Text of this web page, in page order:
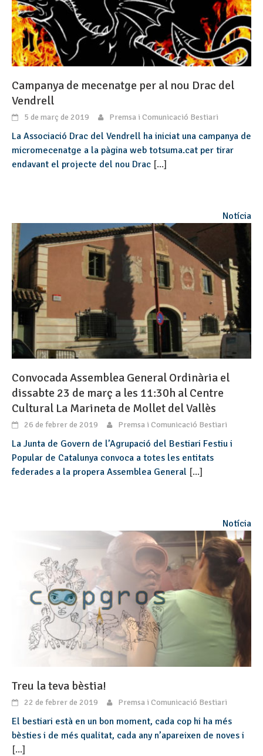
Campanya de mecenatge per al nou Drac del
Vendrell
5 de març de 2019 Premsa i Comunicació Bestiari
La Associació Drac del Vendrell ha iniciat una campanya de
micromecenatge a la pàgina web totsuma.cat per tirar
endavant el projecte del nou Drac [...]
Notícia
Convocada Assemblea General Ordinària el
dissabte 23 de març a les 11:30h al Centre
Cultural La Marineta de Mollet del Vallès
26 de febrer de 2019 Premsa i Comunicació Bestiari
La Junta de Govern de l’Agrupació del Bestiari Festiu i
Popular de Catalunya convoca a totes les entitats
federades a la propera Assemblea General [...]
Notícia
Treu la teva bèstia!
22 de febrer de 2019 Premsa i Comunicació Bestiari
El bestiari està en un bon moment, cada cop hi ha més
bèsties i de més qualitat, cada any n’apareixen de noves i
[...]